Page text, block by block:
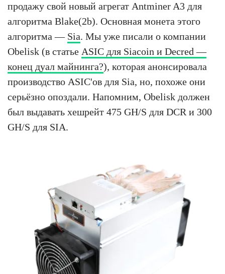
продажу свой новый агрегат Antminer A3 для
алгоритма Blake(2b). Основная монета этого
алгоритма — Sia. Мы уже писали о компании
Obelisk (в статье ASIC для Siacoin и Decred —
конец дуал майнинга?), которая анонсировала
производство ASIC'ов для Sia, но, похоже они
серьёзно опоздали. Напомним, Obelisk должен
был выдавать хешрейт 475 GH/S для DCR и 300
GH/S для SIA.